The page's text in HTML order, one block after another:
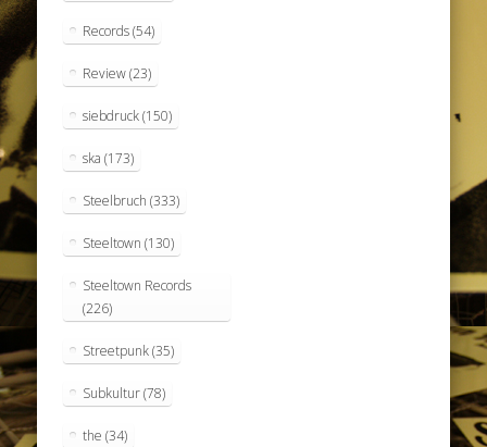
Records(54)
Review(23)
siebdruck(150)
ska (173)
Steelbruch (333)
Steeltown (130)
Steeltown Records
(226)
Streetpunk(35)
Subkultur(78)
the (34)